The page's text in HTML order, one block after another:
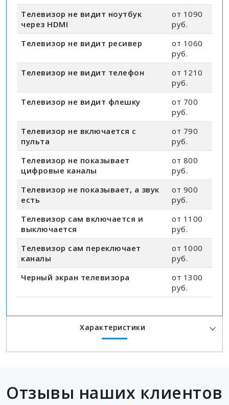
Телевизор не видит ноутбук
через HDMI
от 1090
руб.
Телевизор не видит ресивер
от 1060
руб.
Телевизор не видит телефон
от 1210
руб.
Телевизор не видит флешку
от 700
руб.
Телевизор не включается с
пульта
от 790
руб.
Телевизор не показывает
цифровые каналы
от 800
руб.
Телевизор не показывает, а звук
есть
от 900
руб.
Телевизор сам включается и
выключается
от 1100
руб.
Телевизор сам переключает
каналы
от 1000
руб.
Черный экран телевизора
от 1300
руб.
Характеристики
Отзывы наших клиентов